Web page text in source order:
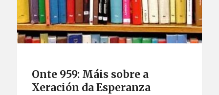
Onte 959: Máis sobre a
Xeración da Esperanza